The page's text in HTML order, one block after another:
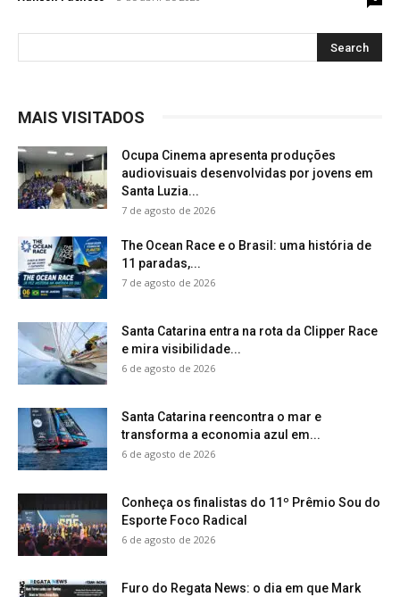
MAIS VISITADOS
Ocupa Cinema apresenta produções
audiovisuais desenvolvidas por jovens em
Santa Luzia...
7 de agosto de 2026
The Ocean Race e o Brasil: uma história de
11 paradas,...
7 de agosto de 2026
Santa Catarina entra na rota da Clipper Race
e mira visibilidade...
6 de agosto de 2026
Santa Catarina reencontra o mar e
transforma a economia azul em...
6 de agosto de 2026
Conheça os finalistas do 11º Prêmio Sou do
Esporte Foco Radical
6 de agosto de 2026
Furo do Regata News: o dia em que Mark